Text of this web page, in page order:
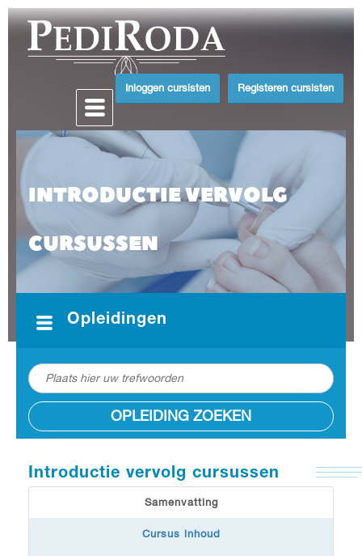
Inloggen cursisten Registeren cursisten
INTRODUCTIE VERVOLG
CURSUSSEN
Opleidingen
OPLEIDING ZOEKEN
Introductie vervolg cursussen
Samenvatting
Cursus inhoud